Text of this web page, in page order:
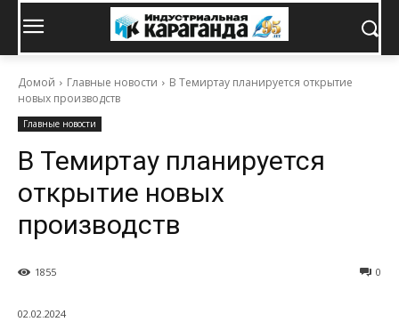
Домой Главные новости
В Темиртау планируется открытие
новых производств
Главные новости
В Темиртау планируется
открытие новых
производств
0
1855
02.02.2024